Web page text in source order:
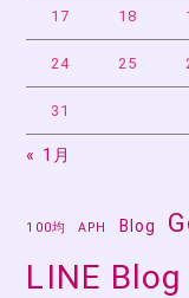
17 18
24 25
31
« 1月
100均 APH Blog
LINE Blog